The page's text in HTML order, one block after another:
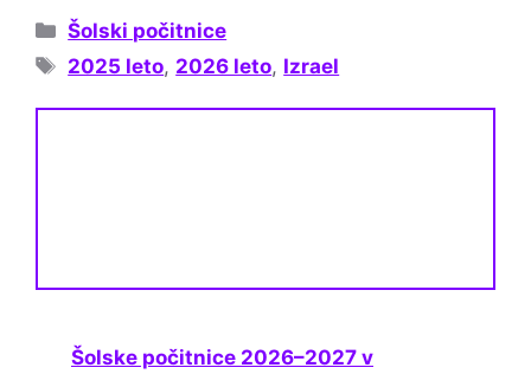
Categories
Šolski počitnice
Tags
2025 leto, 2026 leto, Izrael
Šolske počitnice 2026–2027 v